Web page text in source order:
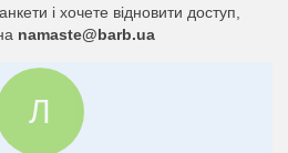
і хочете відновити доступ,
namaste@barb.ua
Л